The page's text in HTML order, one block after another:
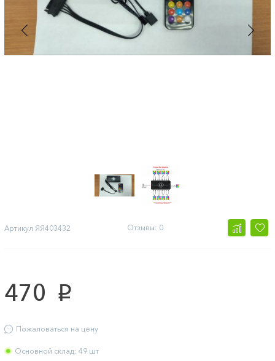
Артикул ЯЯ403432 Отзывы: 0
470 p
Пожаловаться на цену
Основной склад: 49 шт